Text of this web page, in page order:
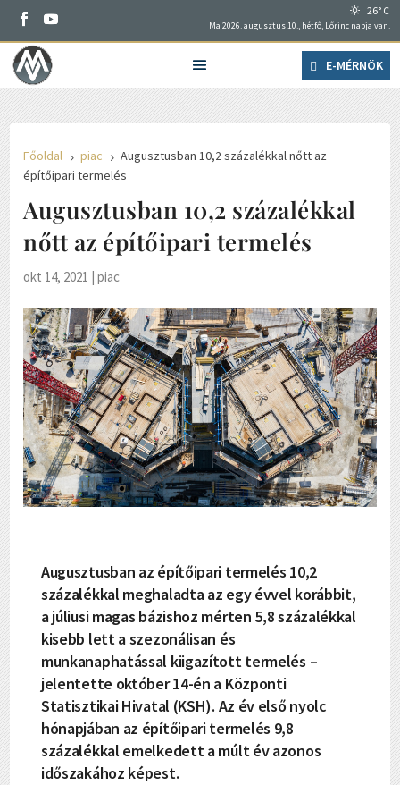
26° C
Ma 2026. augusztus 10., hétfő, Lőrinc napja van.
E-MÉRNÖK
Főoldal 5 piac 5 Augusztusban 10,2 százalékkal nőtt az
építőipari termelés
Augusztusban 10,2 százalékkal
nőtt az építőipari termelés
okt 14, 2021 |piac
Augusztusban az építőipari termelés 10,2
százalékkal meghaladta az egy évvel korábbit,
a júliusi magas bázishoz mérten 5,8 százalékkal
kisebb lett a szezonálisan és
munkanaphatással kiigazított termelés –
jelentette október 14-én a Központi
Statisztikai Hivatal (KSH). Az év első nyolc
hónapjában az építőipari termelés 9,8
százalékkal emelkedett a múlt év azonos
időszakához képest.